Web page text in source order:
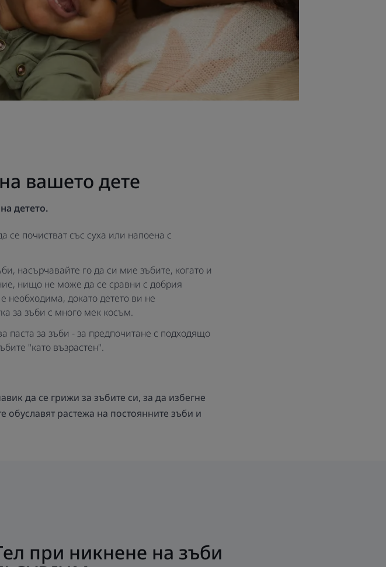
вашето дете
детето.
почистват със суха или напоена с
насърчавайте го да си мие зъбите, когато и
нищо не може да се сравни с добрия
необходима, докато детето ви не
за зъби с много мек косъм.
паста за зъби - за предпочитане с подходящо
"като възрастен".
да се грижи за зъбите си, за да избегне
обуславят растежа на постоянните зъби и
при никнене на зъби